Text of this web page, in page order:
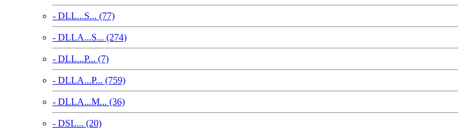
- DLL...S... (77)
- DLLA...S... (274)
- DLL...P... (7)
- DLLA...P... (759)
- DLLA...M... (36)
- DSL... (20)